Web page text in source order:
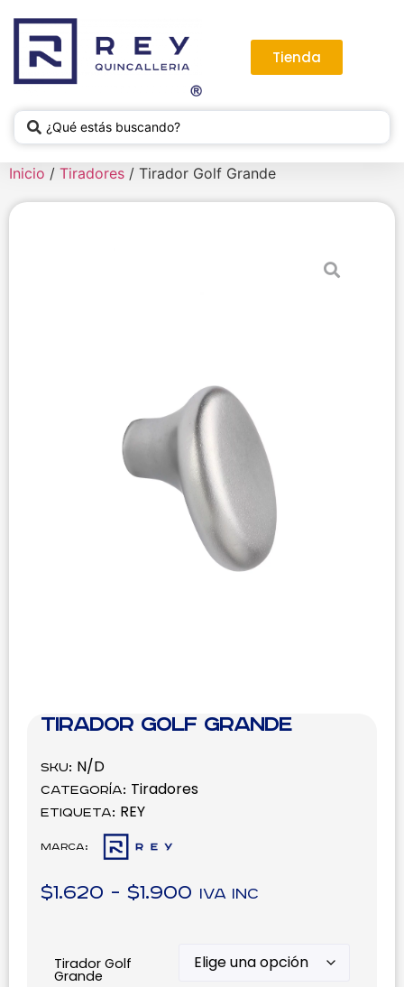
Tienda
Inicio / Tiradores / Tirador Golf Grande
Tirador Golf Grande
SKU: N/D
Categoría: Tiradores
Etiqueta: REY
Marca:
$1.620 - $1.900 IVA inc
Tirador Golf
Grande